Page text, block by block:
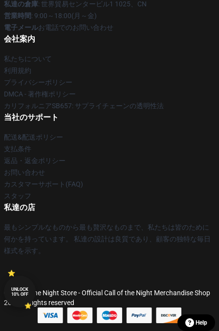
私達の倉庫: 世界貿易センタービル1 1025、CN
営業時間: 9:00～18:00(月～金)
電子メールお電話でのお問い合わせ
会社案内
私たちについて
利用規約
プライバシーポリシー
DMCA - 著作権ポリシー
カリフォルニアSB657: サプライチェーンの透明性法
当社のサポート
配送&配送ポリシー
支払条件
返品・返金ポリシー
お問い合わせ
カスタマーサポート(FAQ)
スタッフ
私達の店
最もシンプルなものから最も贅沢なものまで、私たちは皆のために
何かを持っています。 私達の設計は良質であり、顧客の独特な毎日
様式を示す。
© Call of the Night Store - Official Call of the Night Merchandise Shop
2026 all rights reserved
Help
UNLOCK
10% OFF